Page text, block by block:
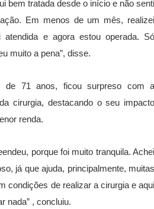
bem tratada desde o início e não senti
Em menos de um mês, realizei
e agora estou operada. Só
muito a pena”, disse.
de 71 anos, ficou surpreso com a
cirurgia, destacando o seu impacto
renda.
porque foi muito tranquila. Achei
já que ajuda, principalmente, muitas
condições de realizar a cirurgia e aqui
nada” , concluiu.